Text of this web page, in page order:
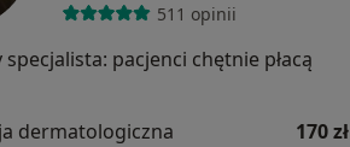
511 opinii
pacjenci chętnie płacą
dermatologiczna
170 zł